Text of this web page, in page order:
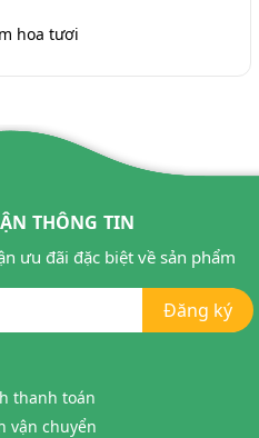
hoa tươi
THÔNG TIN
ưu đãi đặc biệt về sản phẩm
Đăng ký
thanh toán
vận chuyển